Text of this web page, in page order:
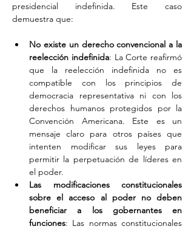
presidencial indefinida. Este caso
demuestra que:
No existe un derecho convencional a la
reelección indefinida: La Corte reafirmó
que la reelección indefinida no es
compatible con los principios de
democracia representativa ni con los
derechos humanos protegidos por la
Convención Americana. Este es un
mensaje claro para otros países que
intenten modificar sus leyes para
permitir la perpetuación de líderes en
el poder.
Las modificaciones constitucionales
sobre el acceso al poder no deben
beneficiar a los gobernantes en
funciones: Las normas constitucionales